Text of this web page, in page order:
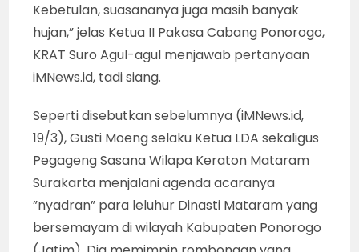
Kebetulan, suasananya juga masih banyak
hujan,” jelas Ketua II Pakasa Cabang Ponorogo,
KRAT Suro Agul-agul menjawab pertanyaan
iMNews.id, tadi siang.
Seperti disebutkan sebelumnya (iMNews.id,
19/3), Gusti Moeng selaku Ketua LDA sekaligus
Pegageng Sasana Wilapa Keraton Mataram
Surakarta menjalani agenda acaranya
”nyadran” para leluhur Dinasti Mataram yang
bersemayam di wilayah Kabupaten Ponorogo